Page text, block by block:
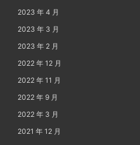
2023 年 4 月
2023 年 3 月
2023 年 2 月
2022 年 12 月
2022 年 11 月
2022 年 9 月
2022 年 3 月
2021 年 12 月